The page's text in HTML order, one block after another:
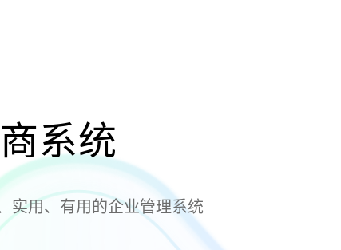
系统
实用、有用的企业管理系统